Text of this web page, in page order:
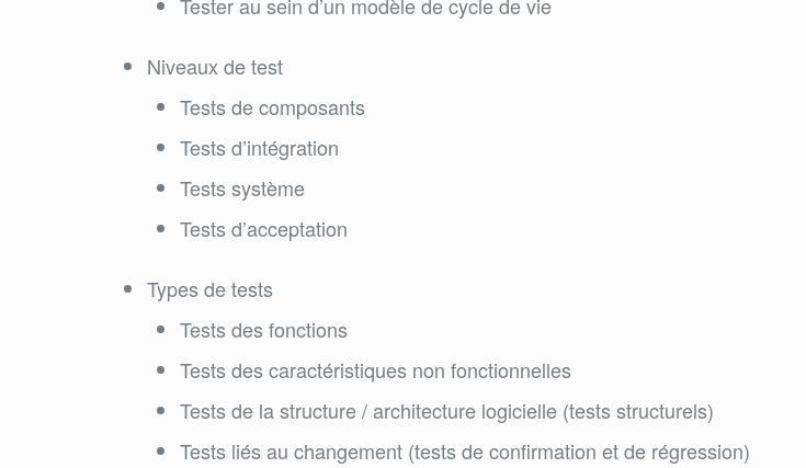
Niveaux de test
Tests de composants
Tests d’intégration
Tests système
Tests d’acceptation
Types de tests
Tests des fonctions
Tests des caractéristiques non fonctionnelles
Tests de la structure / architecture logicielle (tests structurels)
Tests liés au changement (tests de confirmation et de régression)